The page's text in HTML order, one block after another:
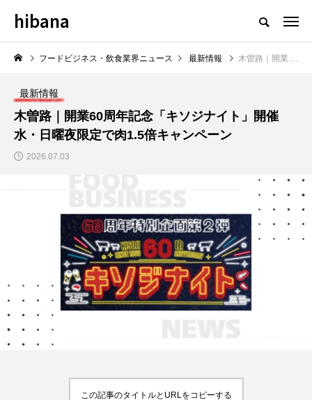
フードビジネス・飲食業界のニュースメディア
NEW POST
から伸びるおすすめFC10選
【hibana編集部注目！】飲食店
経営＆フードビジネス専用の商
hibana
フードビジネス・飲食業界ニュース 最新情報 木曽路｜開業60周年記念「キソジナイト」開催 水・日曜夜限定で肉1.5倍キャンペーン
最新情報
木曽路｜開業60周年記念「キソジナイト」開催
水・日曜夜限定で肉1.5倍キャンペーン
2026.07.03
この記事のタイトルとURLをコピーする